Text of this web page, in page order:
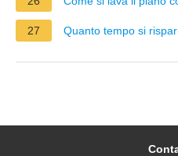
27 Quanto tempo si